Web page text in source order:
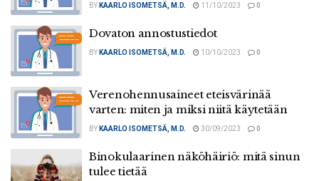
BY KAARLO ISOMETSÄ, M.D. 11/10/2023 0
Dovaton annostustiedot
BY KAARLO ISOMETSÄ, M.D. 10/10/2023 0
Verenohennusaineet eteisvärinää
varten: miten ja miksi niitä käytetään
BY KAARLO ISOMETSÄ, M.D. 30/09/2023 0
Binokulaarinen näköhäiriö: mitä sinun
tulee tietää